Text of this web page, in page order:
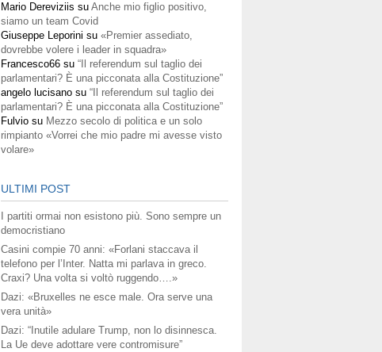
Mario Dereviziis su Anche mio figlio positivo,
siamo un team Covid
Giuseppe Leporini su «Premier assediato,
dovrebbe volere i leader in squadra»
Francesco66 su “Il referendum sul taglio dei
parlamentari? È una picconata alla Costituzione”
angelo lucisano su “Il referendum sul taglio dei
parlamentari? È una picconata alla Costituzione”
Fulvio su Mezzo secolo di politica e un solo
rimpianto «Vorrei che mio padre mi avesse visto
volare»
ULTIMI POST
I partiti ormai non esistono più. Sono sempre un
democristiano
Casini compie 70 anni: «Forlani staccava il
telefono per l’Inter. Natta mi parlava in greco.
Craxi? Una volta si voltò ruggendo….»
Dazi: «Bruxelles ne esce male. Ora serve una
vera unità»
Dazi: “Inutile adulare Trump, non lo disinnesca.
La Ue deve adottare vere contromisure”